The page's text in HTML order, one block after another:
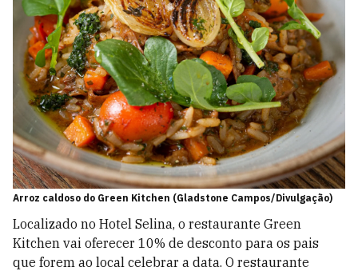
Arroz caldoso do Green Kitchen (Gladstone Campos/Divulgação)
Localizado no Hotel Selina, o restaurante Green
Kitchen vai oferecer 10% de desconto para os pais
que forem ao local celebrar a data. O restaurante